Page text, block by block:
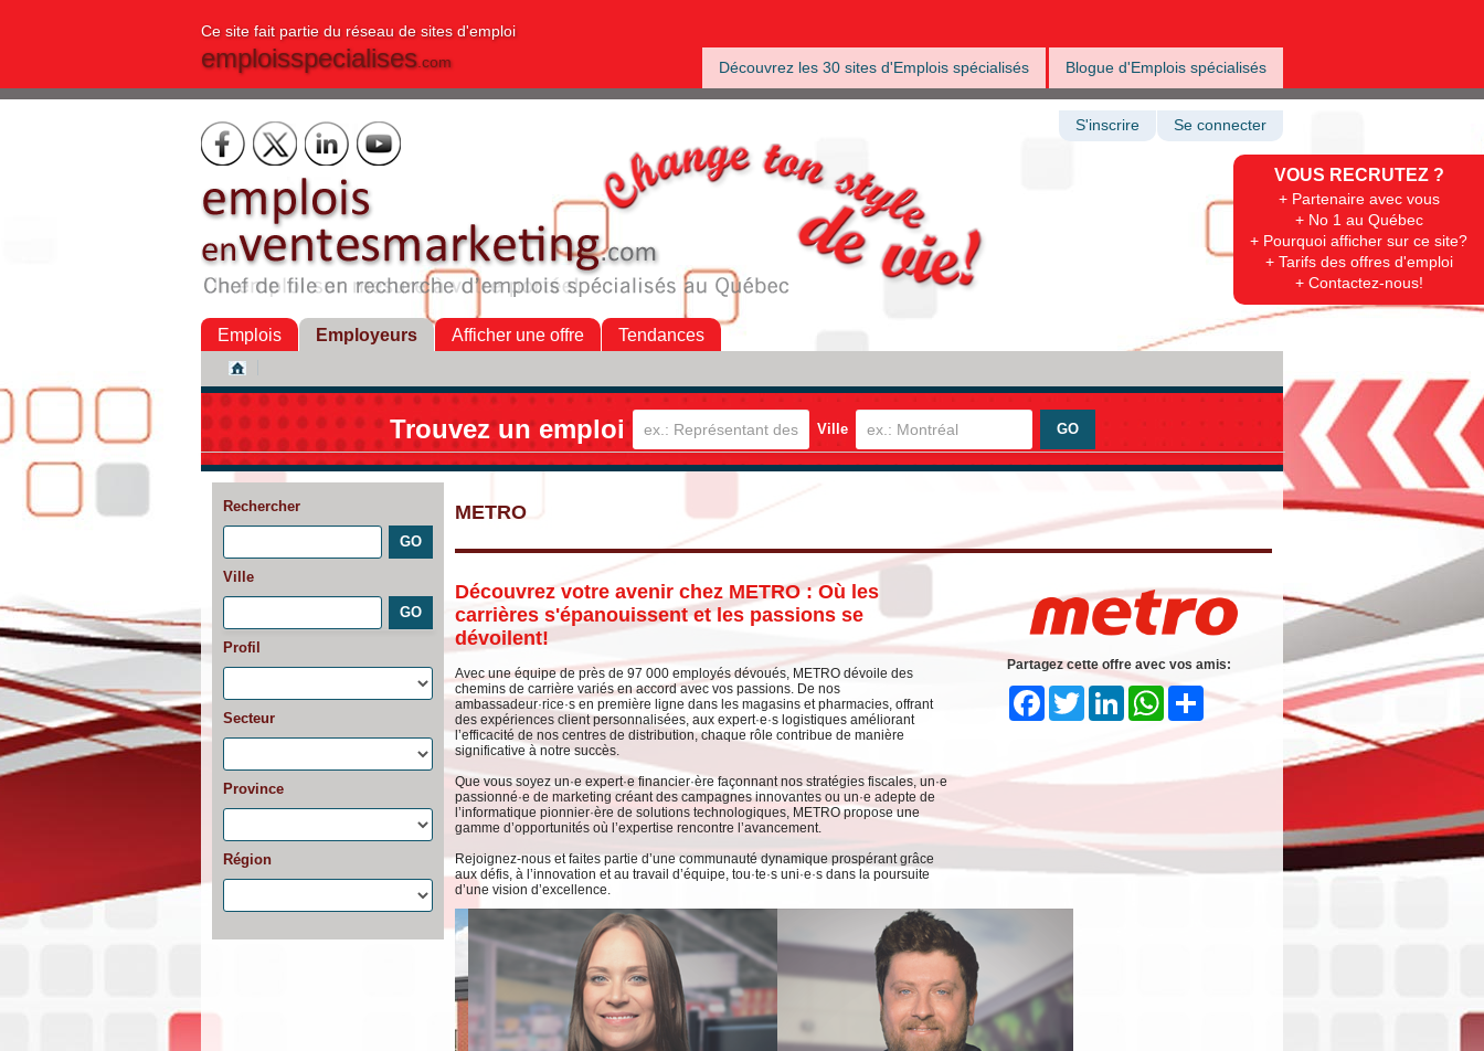
Ce site fait partie du réseau de sites d'emploi
emploisspecialises.com Découvrez les 30 sites d'Emplois spécialisés Blogue d'Emplois spécialisés
VOUS RECRUTEZ ?
+ Partenaire avec vous
+ No 1 au Québec
+ Pourquoi afficher sur ce site?
+ Tarifs des offres d'emploi
+ Contactez-nous!
S'inscrire Se connecter
Emplois Employeurs Afficher une offre Tendances
Trouvez un emploi Ville
Rechercher
Ville
Profil
Secteur
Province
Région
METRO
Découvrez votre avenir chez METRO : Où les
carrières s'épanouissent et les passions se
dévoilent!
Avec une équipe de près de 97 000 employés dévoués, METRO dévoile des
chemins de carrière variés en accord avec vos passions. De nos
ambassadeur·rice·s en première ligne dans les magasins et pharmacies, offrant
des expériences client personnalisées, aux expert·e·s logistiques améliorant
l’efficacité de nos centres de distribution, chaque rôle contribue de manière
significative à notre succès.
Que vous soyez un·e expert·e financier·ère façonnant nos stratégies fiscales, un·e
passionné·e de marketing créant des campagnes innovantes ou un·e adepte de
l’informatique pionnier·ère de solutions technologiques, METRO propose une
gamme d’opportunités où l’expertise rencontre l’avancement.
Rejoignez-nous et faites partie d’une communauté dynamique prospérant grâce
aux défis, à l’innovation et au travail d’équipe, tou·te·s uni·e·s dans la poursuite
d’une vision d’excellence.
Partagez cette offre avec vos amis:
FacebookTwitter LinkedIn WhatsApp
Share